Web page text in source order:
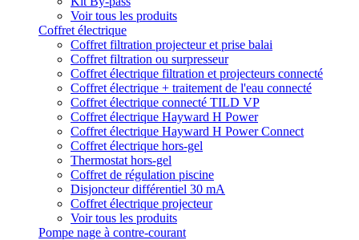
Voir tous les produits
Coffret électrique
Coffret filtration projecteur et prise balai
Coffret filtration ou surpresseur
Coffret électrique filtration et projecteurs connecté
Coffret électrique + traitement de l'eau connecté
Coffret électrique connecté TILD VP
Coffret électrique Hayward H Power
Coffret électrique Hayward H Power Connect
Coffret électrique hors-gel
Thermostat hors-gel
Coffret de régulation piscine
Disjoncteur différentiel 30 mA
Coffret électrique projecteur
Voir tous les produits
Pompe nage à contre-courant